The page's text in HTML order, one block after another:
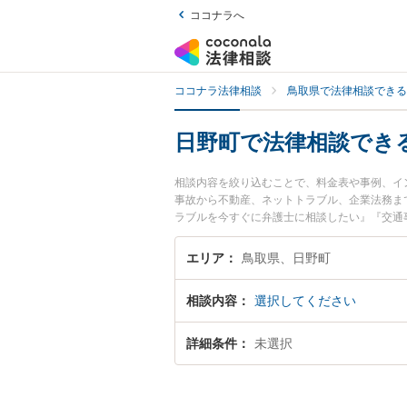
ココナラへ
ココナラ法律相談 鳥取県で法律相談でき
日野町で法律相談でき
相談内容を絞り込むことで、料金表や事例、
事故から不動産、ネットトラブル、企業法務
ラブルを今すぐに弁護士に相談したい』『交
談できる日野町内の弁護士に相談予約したい
エリア 鳥取県、日野町
相談内容 選択してください
詳細条件 未選択